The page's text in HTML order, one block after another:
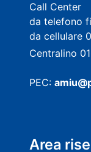
Call Center
da telefono
da cellulare
Centralino
PEC:
Area